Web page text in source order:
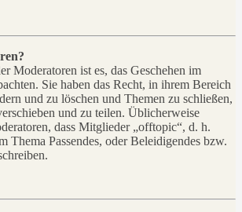
Moderatoren ist es, das Geschehen im
Sie haben das Recht, in ihrem Bereich
und zu löschen und Themen zu schließen,
und zu teilen. Üblicherweise
dass Mitglieder „offtopic“, d. h.
Thema Passendes, oder Beleidigendes bzw.